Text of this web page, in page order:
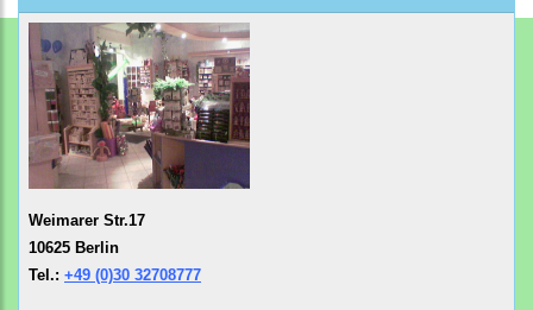
Weimarer Str.17
10625 Berlin
Tel.: +49 (0)30 32708777